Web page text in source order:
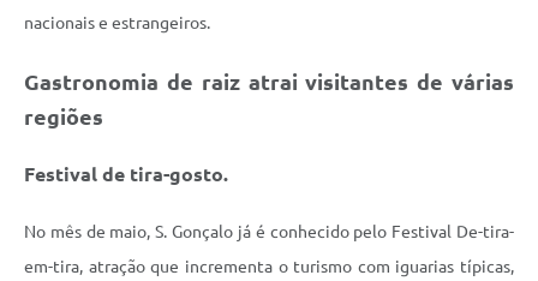
nacionais e estrangeiros.
Gastronomia de raiz atrai visitantes de várias
regiões
Festival de tira-gosto.
No mês de maio, S. Gonçalo já é conhecido pelo Festival De-tira-
em-tira, atração que incrementa o turismo com iguarias típicas,